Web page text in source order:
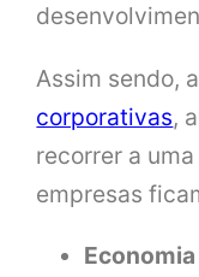
Assim sendo,
corporativas,
recorrer a
empresas